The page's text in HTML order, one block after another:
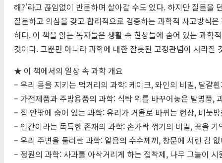
해?’라고 끊임없이 반문하며 살아갈 수도 있다. 하지만 질문
질문하고 의심을 갖고 합리적으로 검증하는 과학적 사고방식
하다. 이 책을 읽는 독자들은 생활 속 현상들에 숨어 있는 과학
것이다. 그뿐만 아니라 과학에 대한 잘못된 고정관념이 사라
★ 이 책에서의 일상 속 과학 개요
– 우리 몸을 지키는 먹거리의 과학: 케이크, 와인의 비밀, 달걀
– 가전제품과 주방용품의 과학: 식탁 위를 바꾸어놓은 발명품,
– 집 안팎에 숨어 있는 과학: 유리가 거울로 바뀌는 현상, 비눗
– 인간이라는 독특한 존재의 과학: 손가락 꺾기의 비밀, 꿈을
– 우리 주변을 둘러싼 과학: 얼음의 수수께끼, 창문에 서린 김
– 정원의 과학: 사과를 아삭거리게 하는 접착제, 나무 그늘이